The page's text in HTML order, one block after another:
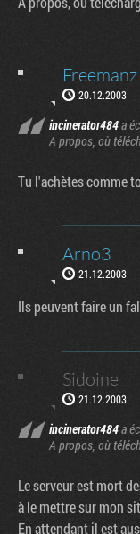
Freemanz
20.12.2003
incinerator484a
A propos, où
Tu l'achètes comme
Arno3
21.12.2003
Ils peuvent faire un
Sidoine
21.12.2003
incinerator484a
A propos, où
Le serveur est mort
à le mettre sur mon
En attendant il est